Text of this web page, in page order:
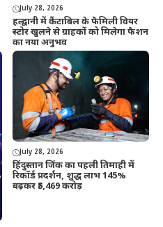
July 28, 2026
हल्द्वानी में कैंटाबिल के फैमिली वियर
स्टोर खुलने से ग्राहकों को मिलेगा फैशन
का नया अनुभव
July 28, 2026
हिंदुस्तान जिंक का पहली तिमाही में
रिकॉर्ड प्रदर्शन, शुद्ध लाभ 145%
बढ़कर ₹5,469 करोड़